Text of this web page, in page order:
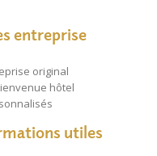
entreprise
original
hôtel
utiles